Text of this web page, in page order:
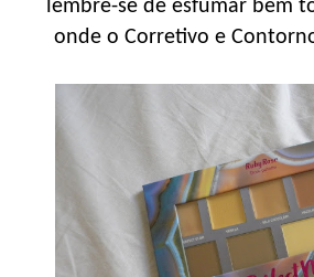
lembre-se de esfumar bem
onde o Corretivo e